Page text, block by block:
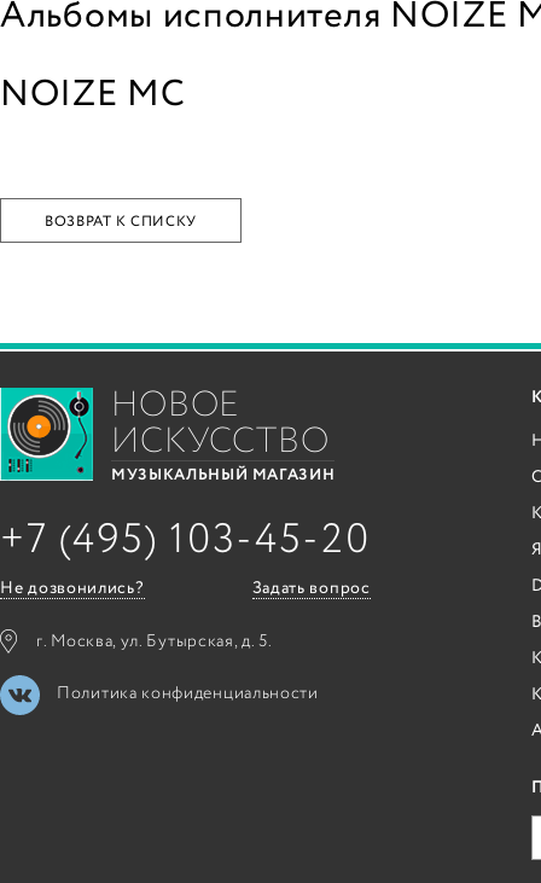
Альбомы исполнителя NOIZE
NOIZE MC
ВОЗВРАТ К СПИСКУ
НОВОЕ
ИСКУССТВО
МУЗЫКАЛЬНЫЙ МАГАЗИН
+7 (495) 103-45-20
Не дозвонились? Задать вопрос
г. Москва, ул. Бутырская, д. 5.
Политика конфиденциальности